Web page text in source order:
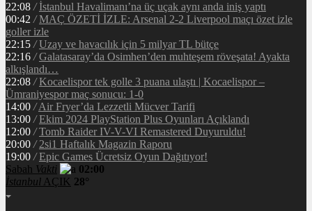
22:08 / İstanbul Havalimanı’na üç uçak aynı anda iniş yaptı
00:42 / MAÇ ÖZETİ İZLE: Arsenal 2-2 Liverpool maçı özet izle
goller izle
22:15 / Uzay ve havacılık için 5 milyar TL bütçe
22:16 / Galatasaray’da Osimhen’den muhteşem röveşata! Ayakta
alkışlandı…
22:08 / Kocaelispor tek golle 3 puana ulaştı | Kocaelispor –
Ümraniyespor maç sonucu: 1-0
14:00 / Air Fryer’da Lezzetli Mücver Tarifi
13:00 / Ekim 2024 PlayStation Plus Oyunları Açıklandı
12:00 / Tomb Raider IV-V-VI Remastered Duyuruldu!
20:00 / 2si1 Haftalık Magazin Raporu
19:00 / Epic Games Ücretsiz Oyun Dağıtıyor!
Sabah Vakti
02:00
İstanbul AÇIK 28°